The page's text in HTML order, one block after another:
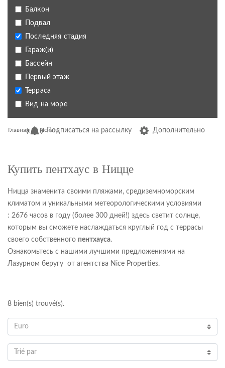
Балкон
Подвал
Последняя стадия
Гараж(и)
Бассейн
Первый этаж
Терраса
Вид на море
Подписаться на рассылку Дополнительно
Главная Искать
Купить пентхаус в Ницце
Ницца знаменита своими пляжами, средиземноморским
климатом и уникальными метеорологическими условиями
: 2676 часов в году (более 300 дней!) здесь светит солнце,
которым вы сможете наслаждаться круглый год с террасы
своего собственного пентхауса.
Ознакомьтесь с нашими лучшими предложениями на
Лазурном беругу от агентства Nice Properties.
8 bien(s) trouvé(s).
Euro
Trié par